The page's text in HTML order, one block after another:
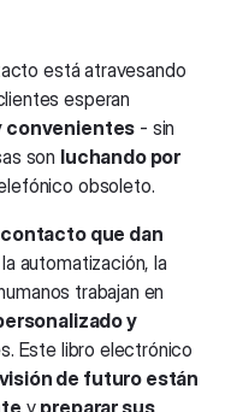
está atravesando
esperan
convenientes - sin
son luchando por
obsoleto.
que dan
automatización, la
trabajan en
y
Este libro electrónico
de futuro están
y preparar sus